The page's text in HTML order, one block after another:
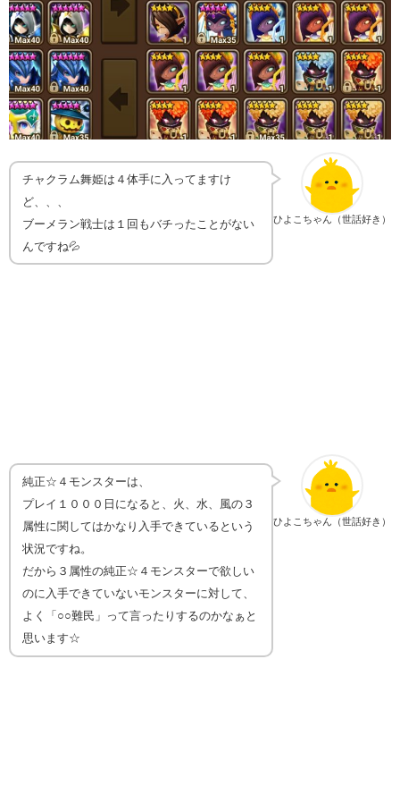
ひよこちゃん（世話好き）
チャクラム舞姫は４体手に入ってますけ
ど、、、
ブーメラン戦士は１回もバチったことがない
んですね💦
ひよこちゃん（世話好き）
純正☆４モンスターは、
プレイ１０００日になると、火、水、風の３
属性に関してはかなり入手できているという
状況ですね。
だから３属性の純正☆４モンスターで欲しい
のに入手できていないモンスターに対して、
よく「○○難民」って言ったりするのかなぁと
思います☆